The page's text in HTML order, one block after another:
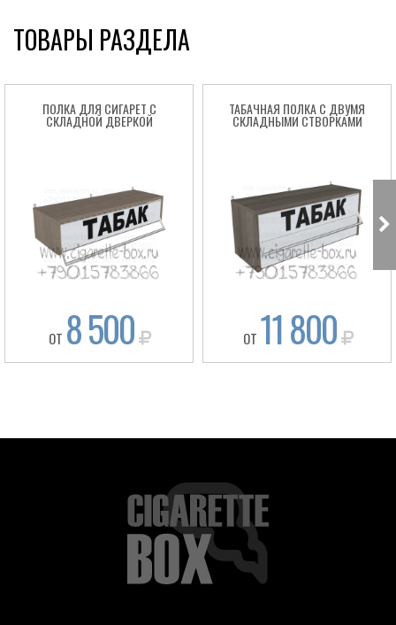
ТОВАРЫ РАЗДЕЛА
ПОЛКА ДЛЯ СИГАРЕТ С
СКЛАДНОЙ ДВЕРКОЙ
ОТ 8 500
ТАБАЧНАЯ ПОЛКА С ДВУМЯ
СКЛАДНЫМИ СТВОРКАМИ
ОТ 11 800